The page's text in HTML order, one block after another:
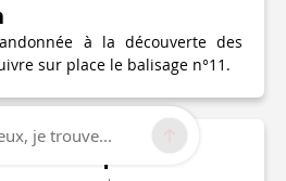
à la découverte des
sur place le balisage n°11.
techniques
je trouve...